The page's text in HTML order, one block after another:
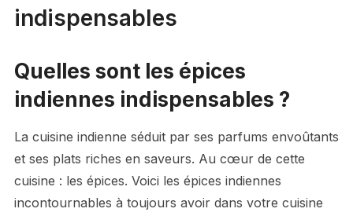
indispensables
Quelles sont les épices
indiennes indispensables ?
La cuisine indienne séduit par ses parfums envoûtants
et ses plats riches en saveurs. Au cœur de cette
cuisine : les épices. Voici les épices indiennes
incontournables à toujours avoir dans votre cuisine